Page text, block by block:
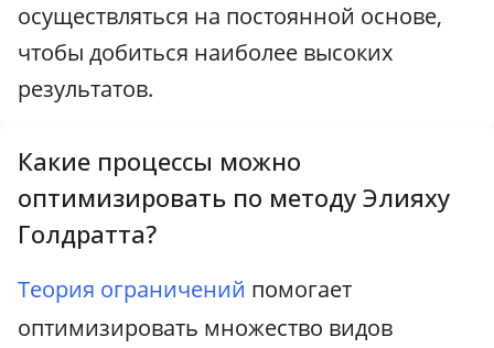
осуществляться на постоянной основе,
чтобы добиться наиболее высоких
результатов.
Какие процессы можно
оптимизировать по методу Элияху
Голдратта?
Теория ограничений помогает
оптимизировать множество видов